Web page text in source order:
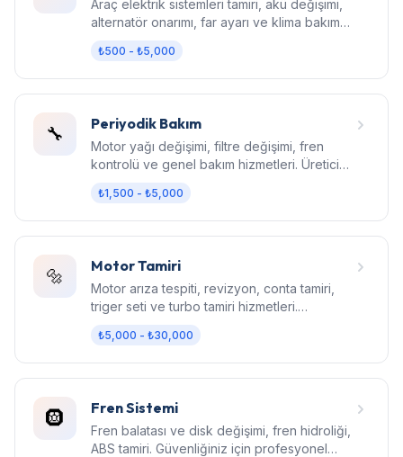
Araç elektrik sistemleri tamiri, akü değişimi,
alternatör onarımı, far ayarı ve klima bakım
₺500 - ₺5,000
🔧 Periyodik Bakım
Motor yağı değişimi, filtre değişimi, fren
kontrolü ve genel bakım hizmetleri. Üretici
₺1,500 - ₺5,000
🔩 Motor Tamiri
Motor arıza tespiti, revizyon, conta tamiri,
triger seti ve turbo tamiri hizmetleri.
₺5,000 - ₺30,000
🛞 Fren Sistemi
Fren balatası ve disk değişimi, fren hidroliği,
ABS tamiri. Güvenliğiniz için profesyonel